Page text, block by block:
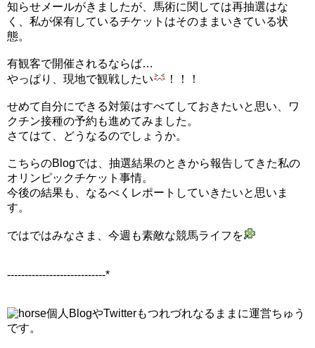
知らせメールがきましたが、馬術に関しては再抽選はな
く、私が保有しているチケットはそのままいきている状
態。
有観客で開催されるならば…
やっぱり、現地で観戦したい
！！！
せめて自分にできる対策はすべてしておきたいと思い、ワ
クチン接種の予約も進めてみました。
さてはて、どうなるのでしょうか。
こちらのBlogでは、抽選結果のときから報告してきた私の
オリンピックチケット事情。
今後の結果も、なるべくレポートしていきたいと思いま
す。
ではではみなさま、今週も素敵な競馬ライフを
----------------------------*
個人BlogやTwitterもつれづれなるままに運営ちゅう
です。